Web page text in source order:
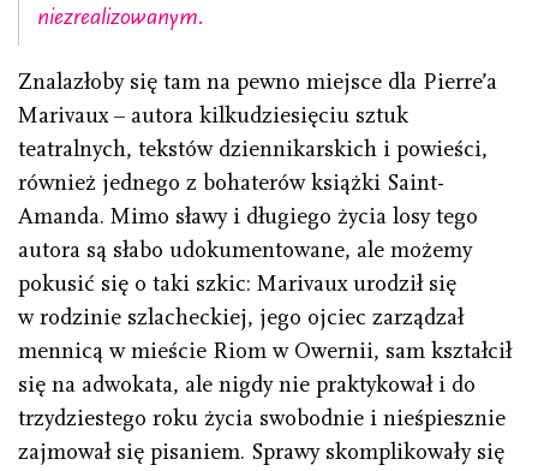
niezrealizowanym.
Znalazłoby się tam na pewno miejsce dla Pierre’a
Marivaux – autora kilkudziesięciu sztuk
teatralnych, tekstów dziennikarskich i powieści,
również jednego z bohaterów książki Saint-
Amanda. Mimo sławy i długiego życia losy tego
autora są słabo udokumentowane, ale możemy
pokusić się o taki szkic: Marivaux urodził się
w rodzinie szlacheckiej, jego ojciec zarządzał
mennicą w mieście Riom w Owernii, sam kształcił
się na adwokata, ale nigdy nie praktykował i do
trzydziestego roku życia swobodnie i nieśpiesznie
zajmował się pisaniem. Sprawy skomplikowały się